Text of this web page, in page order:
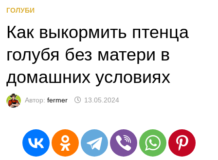
ГОЛУБИ
Как выкормить птенца
голубя без матери в
домашних условиях
Автор: fermer 13.05.2024